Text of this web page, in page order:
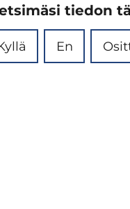
tiedon
En